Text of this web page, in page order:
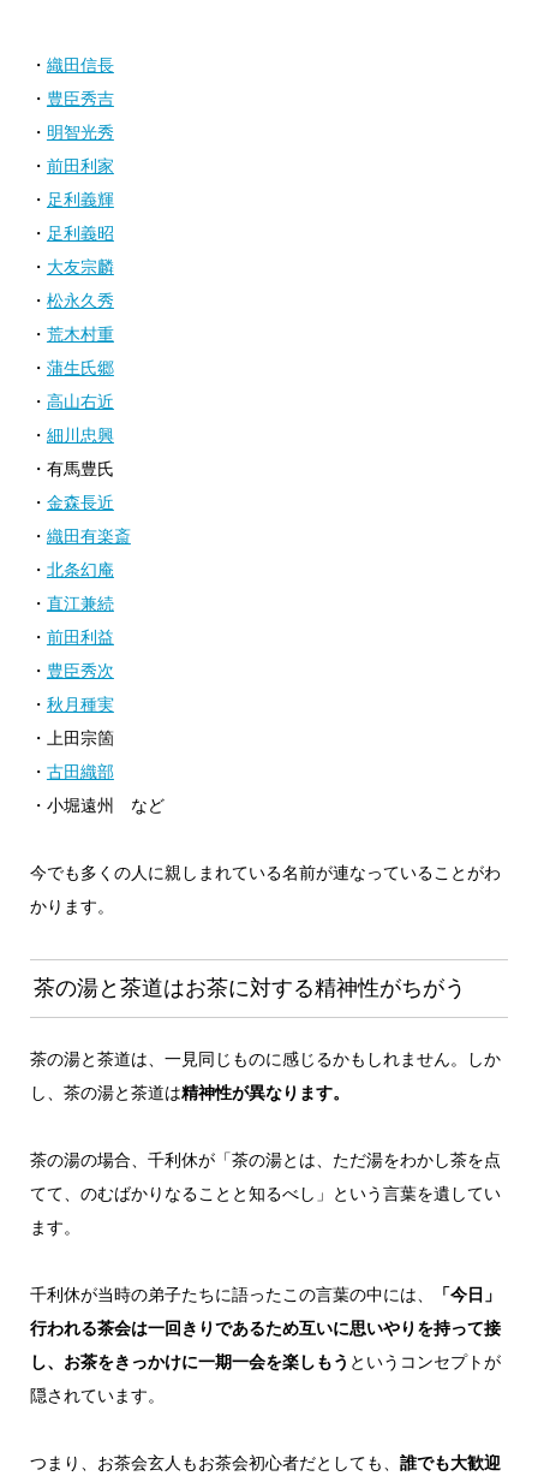
・ 織田信長
・ 豊臣秀吉
・ 明智光秀
・ 前田利家
・ 足利義輝
・ 足利義昭
・ 大友宗麟
・ 松永久秀
・ 荒木村重
・ 蒲生氏郷
・ 高山右近
・ 細川忠興
・有馬豊氏
・ 金森長近
・ 織田有楽斎
・ 北条幻庵
・ 直江兼続
・ 前田利益
・ 豊臣秀次
・ 秋月種実
・上田宗箇
・ 古田織部
・小堀遠州 など
今でも多くの人に親しまれている名前が連なっていることがわ
かります。
茶の湯と茶道はお茶に対する精神性がちがう
茶の湯と茶道は、一見同じものに感じるかもしれません。しか
し、茶の湯と茶道は精神性が異なります。
茶の湯の場合、千利休が「茶の湯とは、ただ湯をわかし茶を点
てて、のむばかりなることと知るべし」という言葉を遺してい
ます。
千利休が当時の弟子たちに語ったこの言葉の中には、
「今日」
行われる茶会は一回きりであるため互いに思いやりを持って接
し、お茶をきっかけに一期一会を楽しもう というコンセプトが
隠されています。
つまり、お茶会玄人もお茶会初心者だとしても、 誰でも大歓迎